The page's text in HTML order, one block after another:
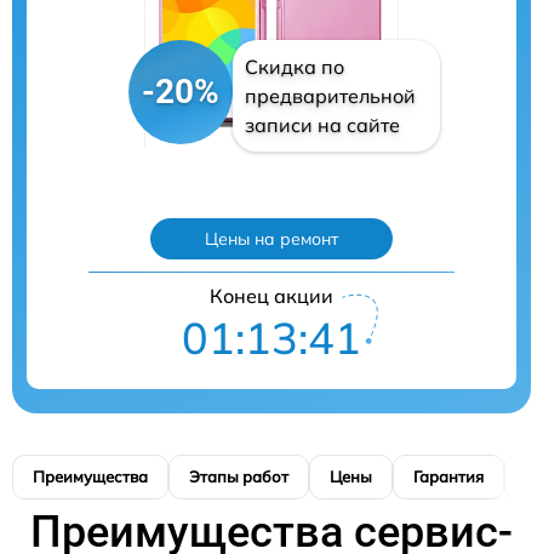
-20%
Скидка по
предварительной
записи на сайте
Цены на ремонт
Конец акции
01:13:40
Преимущества Этапы работ Цены Гарантия
Преимущества сервис-